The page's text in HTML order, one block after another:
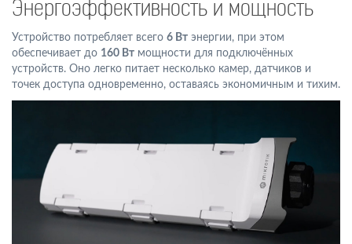
Энергоэффективность и мощность
Устройство потребляет всего 6 Вт энергии, при этом
обеспечивает до 160 Вт мощности для подключённых
устройств. Оно легко питает несколько камер, датчиков и
точек доступа одновременно, оставаясь экономичным и тихим.